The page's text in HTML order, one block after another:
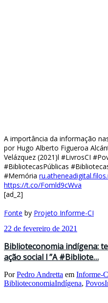
A importância da informação
por Hugo Alberto Figueroa
Velázquez (2021)l #LivrosCI
#BibliotecasPúblicas
#Memória
https://t.co/Fomld9cWva
[ad_2]
Fonte by Projeto Informe-CI
22 de fevereiro de 2021
Biblioteconomia indígena:
ação social l ”A #Bibliote…
PorPedro Andretta em Informe-
BiblioteconomiaIndígena,